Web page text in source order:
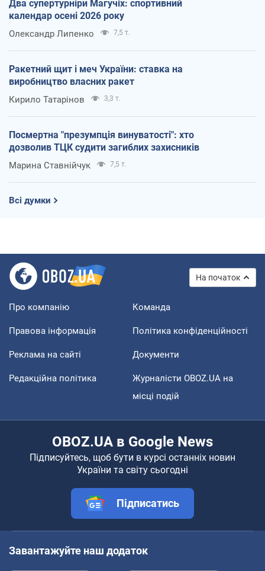
Два супертурніри Магучіх: спортивний
календар осені 2026 року
Олександр Липенко 7,5 т.
Ракетний щит і меч України: ставка на
виробництво власних ракет
Кирило Татарінов 3,3 т.
Посмертна "презумпція винуватості": хто
дозволив ТЦК судити загиблих захисників
Марина Ставнійчук 7,5 т.
Всі думки
На початок
Про компанію Команда
Правова інформація Політика конфіденційності
Реклама на сайті Документи
Редакційна політика
Журналісти OBOZ.UA на
місці подій
OBOZ.UA в Google News
Підписуйтесь, щоб бути в курсі останніх новин
України та світу сьогодні
Підписатись
Завантажуйте наш додаток